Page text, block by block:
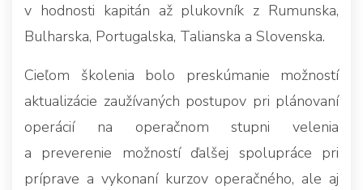
v hodnosti kapitán až plukovník z Rumunska,
Bulharska, Portugalska, Talianska a Slovenska.
Cieľom školenia bolo preskúmanie možností
aktualizácie zaužívaných postupov pri plánovaní
operácií na operačnom stupni velenia
a preverenie možností ďalšej spolupráce pri
príprave a vykonaní kurzov operačného, ale aj